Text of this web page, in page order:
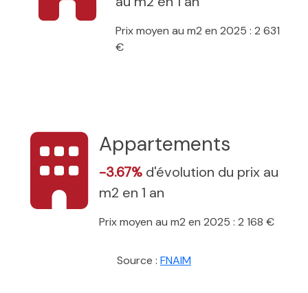
Prix moyen au m2 en 2025 : 2 631
€
Appartements
-3.67% d'évolution du prix au
m2 en 1 an
Prix moyen au m2 en 2025 : 2 168 €
Source : FNAIM